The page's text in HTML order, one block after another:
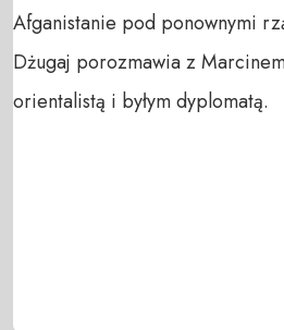
Afganistanie pod ponownymi
Dżugaj porozmawia z
orientalistą i byłym dyplomatą.